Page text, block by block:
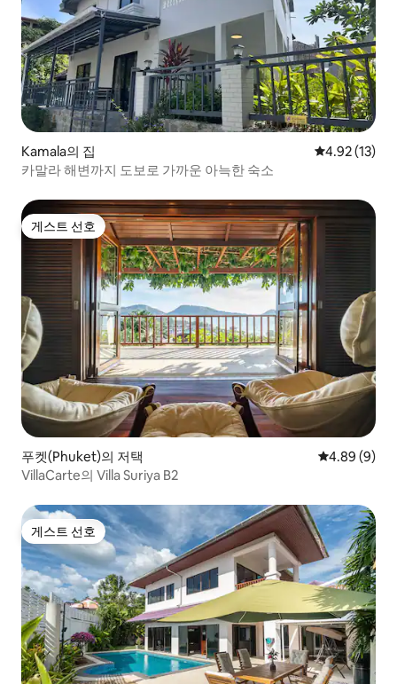
Kamala의 집 평점 4.92점
4.92 (13)
카말라 해변까지 도보로 가까운 아늑한 숙소
게스트 선호
게스트 선호
푸켓(Phuket)의 저택 평점 4.89점
4.89 (9)
VillaCarte의 Villa Suriya B2
게스트 선호
게스트 선호